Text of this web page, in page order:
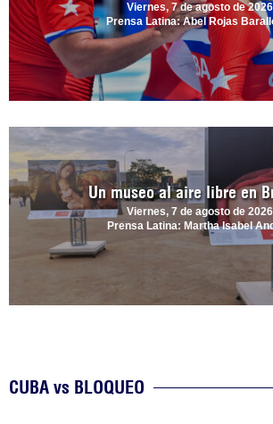
Viernes, 7 de agosto de 2026
Prensa Latina: Abel Rojas
Un museo al aire libre en
Viernes, 7 de agosto de 2026
Prensa Latina: Martha Isabel
CUBA vs BLOQUEO